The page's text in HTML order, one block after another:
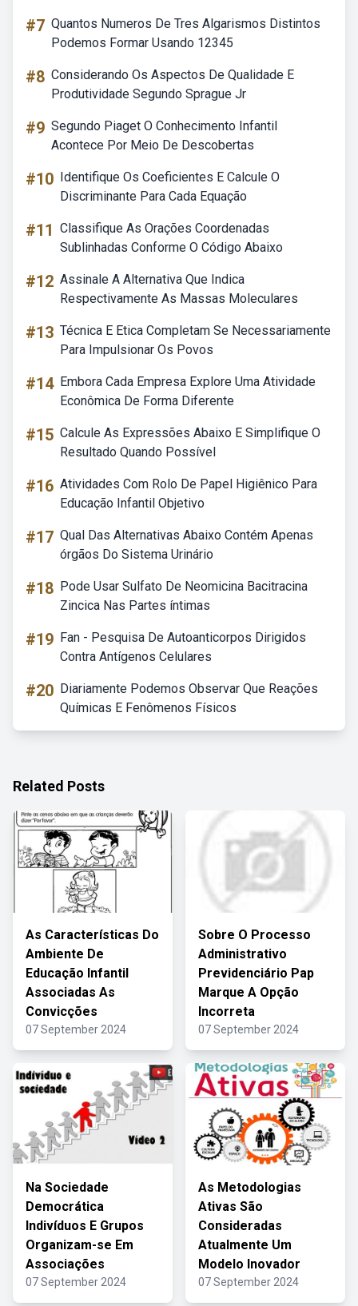
#7 Quantos Numeros De Tres Algarismos Distintos
Podemos Formar Usando 12345
#8 Considerando Os Aspectos De Qualidade E
Produtividade Segundo Sprague Jr
#9 Segundo Piaget O Conhecimento Infantil
Acontece Por Meio De Descobertas
#10 Identifique Os Coeficientes E Calcule O
Discriminante Para Cada Equação
#11 Classifique As Orações Coordenadas
Sublinhadas Conforme O Código Abaixo
#12 Assinale A Alternativa Que Indica
Respectivamente As Massas Moleculares
#13 Técnica E Etica Completam Se Necessariamente
Para Impulsionar Os Povos
#14 Embora Cada Empresa Explore Uma Atividade
Econômica De Forma Diferente
#15 Calcule As Expressões Abaixo E Simplifique O
Resultado Quando Possível
#16 Atividades Com Rolo De Papel Higiênico Para
Educação Infantil Objetivo
#17 Qual Das Alternativas Abaixo Contém Apenas
órgãos Do Sistema Urinário
#18 Pode Usar Sulfato De Neomicina Bacitracina
Zincica Nas Partes íntimas
#19 Fan - Pesquisa De Autoanticorpos Dirigidos
Contra Antígenos Celulares
#20 Diariamente Podemos Observar Que Reações
Químicas E Fenômenos Físicos
Related Posts
As Características Do
Ambiente De
Educação Infantil
Associadas As
Convicções
07 September 2024
Sobre O Processo
Administrativo
Previdenciário Pap
Marque A Opção
Incorreta
07 September 2024
Na Sociedade
Democrática
Indivíduos E Grupos
Organizam-se Em
Associações
07 September 2024
As Metodologias
Ativas São
Consideradas
Atualmente Um
Modelo Inovador
07 September 2024